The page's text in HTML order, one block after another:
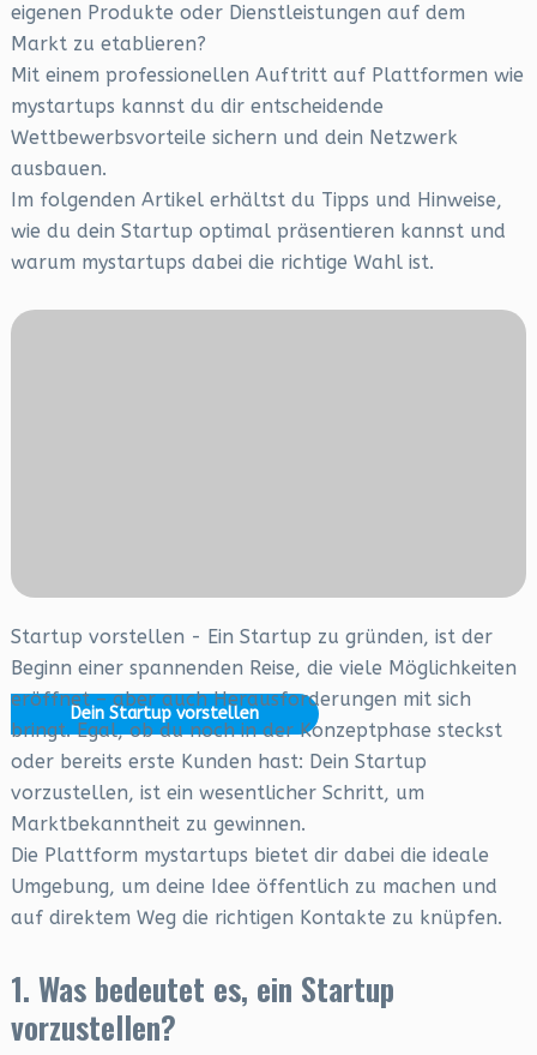
eigenen Produkte oder Dienstleistungen auf dem
Markt zu etablieren?
Mit einem professionellen Auftritt auf Plattformen wie
mystartups kannst du dir entscheidende
Wettbewerbsvorteile sichern und dein Netzwerk
ausbauen.
Im folgenden Artikel erhältst du Tipps und Hinweise,
wie du dein Startup optimal präsentieren kannst und
warum mystartups dabei die richtige Wahl ist.
Dein Startup vorstellen
Startup vorstellen - Ein Startup zu gründen, ist der
Beginn einer spannenden Reise, die viele Möglichkeiten
eröffnet – aber auch Herausforderungen mit sich
bringt. Egal, ob du noch in der Konzeptphase steckst
oder bereits erste Kunden hast: Dein Startup
vorzustellen, ist ein wesentlicher Schritt, um
Marktbekanntheit zu gewinnen.
Die Plattform mystartups bietet dir dabei die ideale
Umgebung, um deine Idee öffentlich zu machen und
auf direktem Weg die richtigen Kontakte zu knüpfen.
1. Was bedeutet es, ein Startup
vorzustellen?